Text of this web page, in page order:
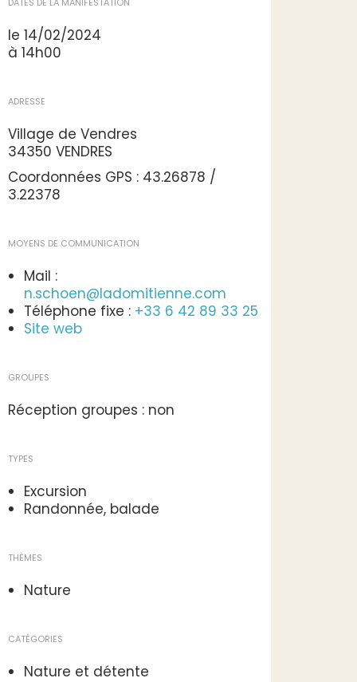
le 14/02/2024
à 14h00
ADRESSE
Village de Vendres
34350 VENDRES
Coordonnées GPS : 43.26878 /
3.22378
MOYENS DE COMMUNICATION
Mail :
n.schoen@ladomitienne.com
Téléphone fixe : +33 6 42 89 33 25
Site web
GROUPES
Réception groupes : non
TYPES
Excursion
Randonnée, balade
THÈMES
Nature
CATÉGORIES
Nature et détente